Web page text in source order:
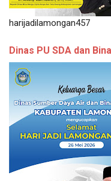
harijadilamongan457
Dinas PU SDA dan